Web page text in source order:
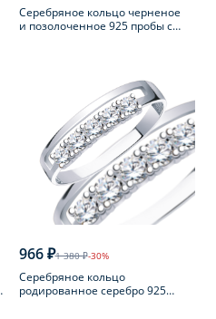
Серебряное кольцо черненое
и позолоченное 925 пробы с
966 ₽1 380 ₽-30%
Серебряное кольцо
родированное серебро 925